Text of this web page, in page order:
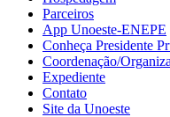
Parceiros
App Unoeste-ENEPE
Conheça Presidente
Coordenação/
Expediente
Contato
Site da Unoeste